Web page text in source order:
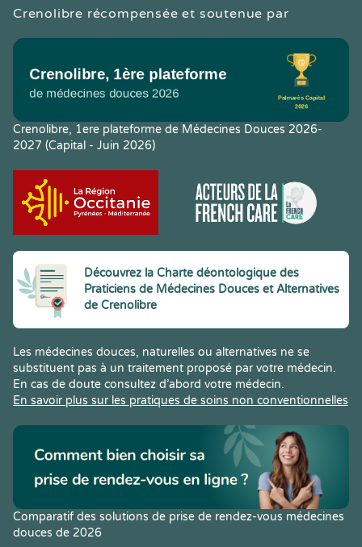
Crenolibre récompensée et soutenue par
Crenolibre, 1ere plateforme de Médecines Douces 2026-
2027 (Capital - Juin 2026)
Découvrez la Charte déontologique des
Praticiens de Médecines Douces et Alternatives
de Crenolibre
Les médecines douces, naturelles ou alternatives ne se
substituent pas à un traitement proposé par votre médecin.
En cas de doute consultez d’abord votre médecin.
En savoir plus sur les pratiques de soins non conventionnelles
Comparatif des solutions de prise de rendez-vous médecines
douces de 2026